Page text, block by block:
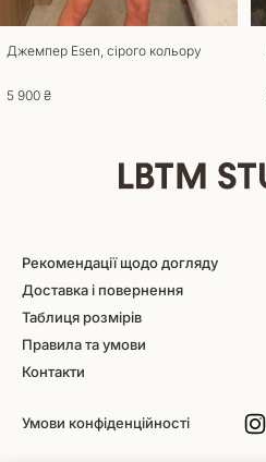
Джемпер Esen, сірого кольору
5 900 ₴
Рекомендації щодо догляду
Доставка і повернення
Таблиця розмірів
Правила та умови
Контакти
Умови конфіденційності